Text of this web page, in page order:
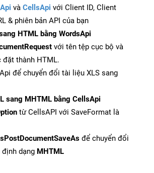
và CellsApi với Client ID, Client
& phiên bản API của bạn
HTML bằng WordsApi
với tên tệp cục bộ và
thành HTML.
để chuyển đổi tài liệu XLS sang
sang MHTML bằng CellsApi
từ CellsAPI với SaveFormat là
để chuyển đổi
dạng MHTML